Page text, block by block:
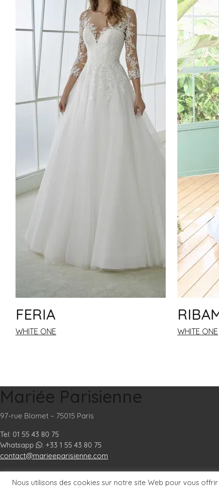
FERIA
WHITE ONE WHITE ONE
Mariée Parisienne
97-rue Blomet – 75015 Paris
Tel: 01 55 43 80 75
Whatsapp
: +33 1 55 43 80 75
contact@marieeparisienne.com
Nous utilisons des cookies sur notre site Web pour vous